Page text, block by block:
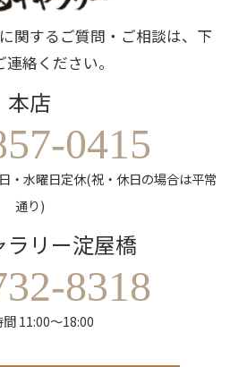
関するご質問・ご相談は、下
絡ください。
本店
0415
・水曜日定休(祝・休日の場合は平常
通り)
ラリー淀屋橋
8318
11:00～18:00